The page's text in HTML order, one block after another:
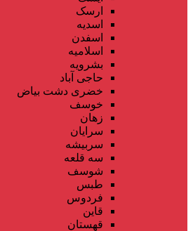
ارسک
اسدیه
اسفدن
اسلامیه
بشرویه
حاجی آباد
خضری دشت بیاض
خوسف
زهان
سرایان
سربیشه
سه قلعه
شوسف
طبس
فردوس
قاین
قهستان